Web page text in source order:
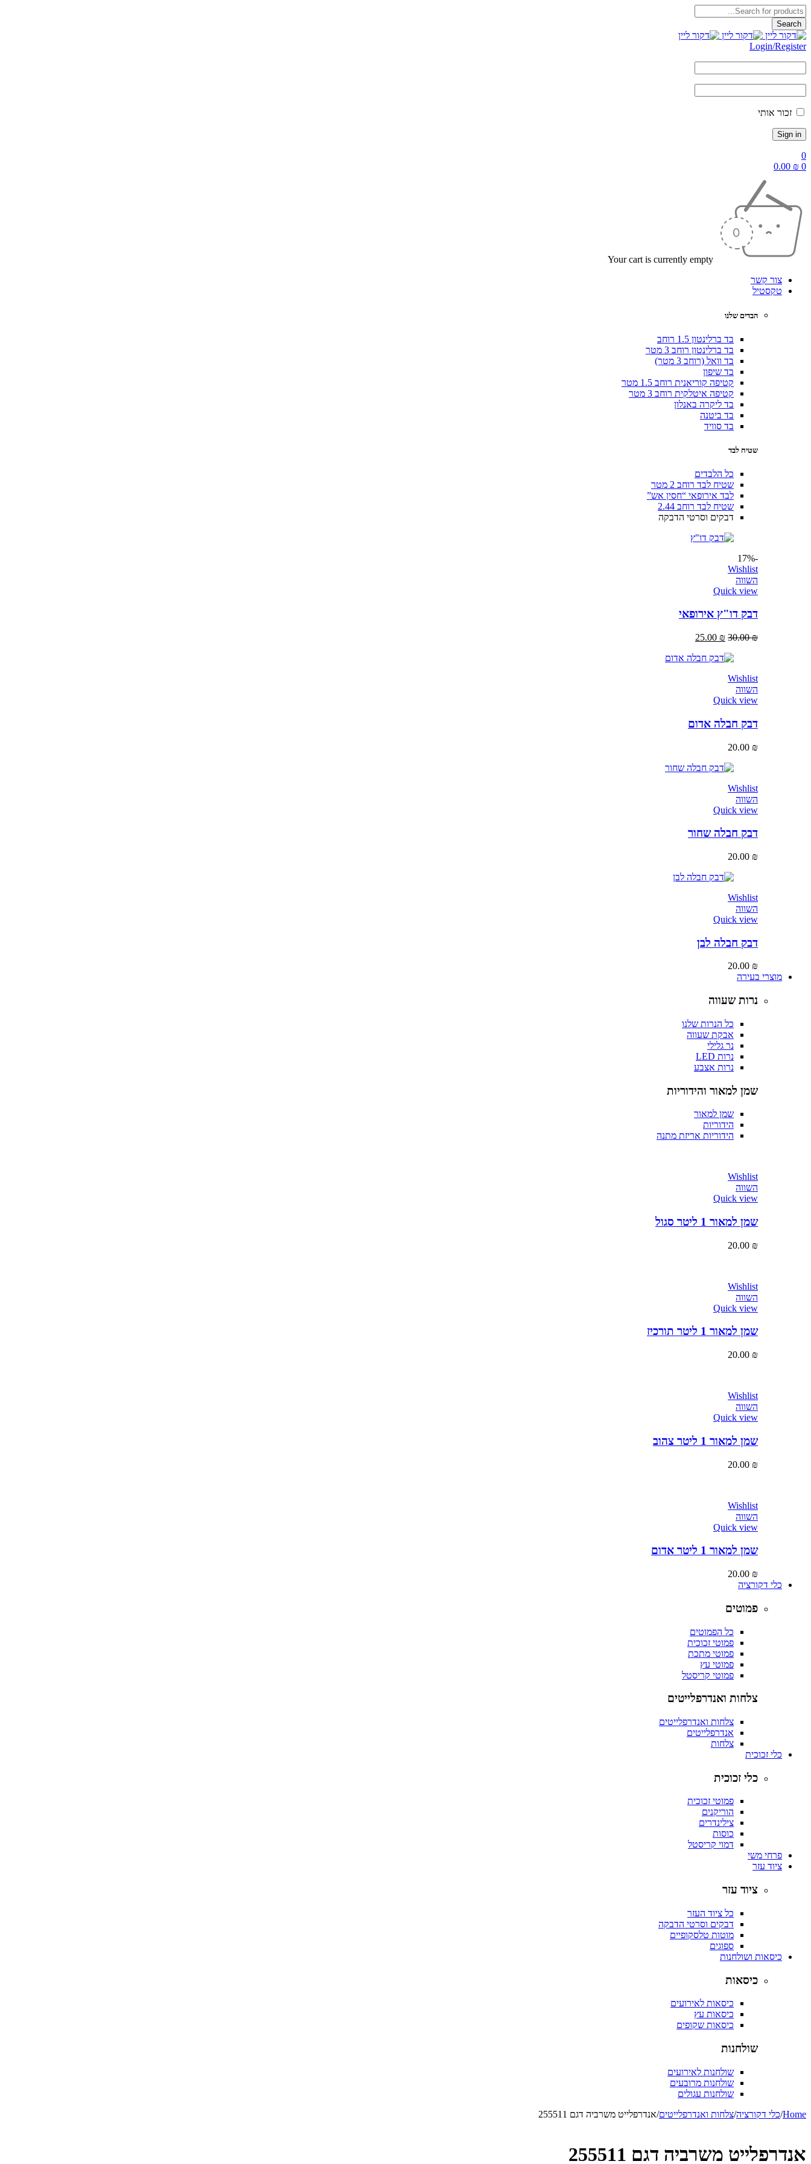
Login/Register
זכור אותי
0
0
0.00 ₪
Your cart is currently empty
צור קשר
טקסטיל
הבדים שלנו
בד ברלינטון 1.5 רוחב
בד ברלינטון רוחב 3 מטר
בד וואל (רוחב 3 מטר)
בד שיפון
קטיפה קוריאנית רוחב 1.5 מטר
קטיפה איטלקית רוחב 3 מטר
בד ליקרה באנלון
בד ביטנה
בד סוויד
שטיח לבד
כל הלבדים
שטיח לבד רוחב 2 מטר
לבד אירופאי “חסין אש”
שטיח לבד רוחב 2.44
דבקים וסרטי הדבקה
-17%
Wishlist
השווה
Quick view
דבק דו"ץ אירופאי
30.00₪
25.00 ₪
Wishlist
השווה
Quick view
דבק חבלה אדום
20.00 ₪
Wishlist
השווה
Quick view
דבק חבלה שחור
20.00 ₪
Wishlist
השווה
Quick view
דבק חבלה לבן
20.00 ₪
מוצרי בעירה
נרות שעווה
כל הנרות שלנו
אבקת שעווה
נר גלילי
נרות LED
נרות אצבע
שמן למאור והידוריות
שמן למאור
הידוריות
הידוריות אריזת מתנה
Wishlist
השווה
Quick view
שמן למאור 1 ליטר סגול
20.00 ₪
Wishlist
השווה
Quick view
שמן למאור 1 ליטר תורכיז
20.00 ₪
Wishlist
השווה
Quick view
שמן למאור 1 ליטר צהוב
20.00 ₪
Wishlist
השווה
Quick view
שמן למאור 1 ליטר אדום
20.00 ₪
כלי דקורציה
פמוטים
כל הפמוטים
פמוטי זכוכית
פמוטי מתכת
פמוטי עץ
פמוטי קריסטל
צלחות ואנדרפלייטים
צלחות ואנדרפלייטים
אנדרפלייטים
צלחות
כלי זכוכית
כלי זכוכית
פמוטי זכוכית
הוריקנים
צילינדרים
כוסות
דמוי קריסטל
פרחי משי
ציוד עזר
ציוד עזר
כל ציוד העזר
דבקים וסרטי הדבקה
מוטות טלסקופיים
ספוגים
כיסאות ושולחנות
כיסאות
כיסאות לאירועים
כיסאות עץ
כיסאות שקופים
שולחנות
שולחנות לאירועים
שולחנות מרובעים
שולחנות עגולים
Home
/כלי דקורציה/צלחות ואנדרפלייטים/אנדרפלייט משרביה דגם 255511
אנדרפלייט משרביה דגם 255511